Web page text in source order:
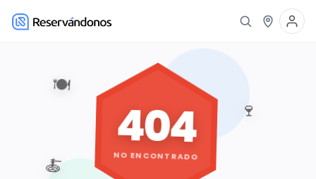
🍽️
🍷
🍝
404
NO ENCONTRADO